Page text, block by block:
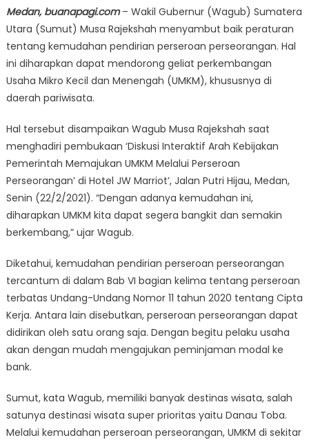
Medan, buanapagi.com– Wakil Gubernur (Wagub) Sumatera
Utara (Sumut) Musa Rajekshah menyambut baik peraturan
tentang kemudahan pendirian perseroan perseorangan. Hal
ini diharapkan dapat mendorong geliat perkembangan
Usaha Mikro Kecil dan Menengah (UMKM), khususnya di
daerah pariwisata.
Hal tersebut disampaikan Wagub Musa Rajekshah saat
menghadiri pembukaan ‘Diskusi Interaktif Arah Kebijakan
Pemerintah Memajukan UMKM Melalui Perseroan
Perseorangan’ di Hotel JW Marriot’, Jalan Putri Hijau, Medan,
Senin (22/2/2021). “Dengan adanya kemudahan ini,
diharapkan UMKM kita dapat segera bangkit dan semakin
berkembang,” ujar Wagub.
Diketahui, kemudahan pendirian perseroan perseorangan
tercantum di dalam Bab VI bagian kelima tentang perseroan
terbatas Undang-Undang Nomor 11 tahun 2020 tentang Cipta
Kerja. Antara lain disebutkan, perseroan perseorangan dapat
didirikan oleh satu orang saja. Dengan begitu pelaku usaha
akan dengan mudah mengajukan peminjaman modal ke
bank.
Sumut, kata Wagub, memiliki banyak destinas wisata, salah
satunya destinasi wisata super prioritas yaitu Danau Toba.
Melalui kemudahan perseroan perseorangan, UMKM di sekitar